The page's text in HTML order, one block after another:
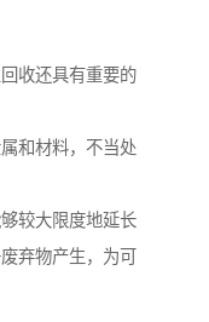
收还具有重要的
和材料，不当处
较大限度地延长
弃物产生，为可